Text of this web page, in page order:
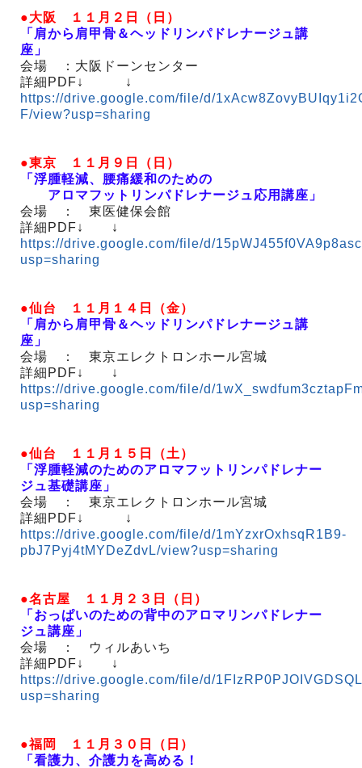
●大阪 １１月２日（日）
「肩から肩甲骨＆ヘッドリンパドレナージュ講
座」
会場 ：大阪ドーンセンター
詳細PDF↓ ↓
https://drive.google.com/file/d/
F/view?usp=sharing
●東京 １１月９日（日）
「浮腫軽減、腰痛緩和のための
アロマフットリンパドレナージュ応用講座」
会場 ： 東医健保会館
詳細PDF↓ ↓
https://drive.google.com/file/d/
usp=sharing
●仙台 １１月１４日（金）
「肩から肩甲骨＆ヘッドリンパドレナージュ講
座」
会場 ： 東京エレクトロンホール宮城
詳細PDF↓ ↓
https://drive.google.com/file/d/
usp=sharing
●仙台 １１月１５日（土）
「浮腫軽減のためのアロマフットリンパドレナー
ジュ基礎講座」
会場 ： 東京エレクトロンホール宮城
詳細PDF↓ ↓
https://drive.google.com/file/d/1mYzxrOxhsqR1B9-
pbJ7Pyj4tMYDeZdvL/view?usp=sharing
●名古屋 １１月２３日（日）
「おっぱいのための背中のアロマリンパドレナー
ジュ講座」
会場 ： ウィルあいち
詳細PDF↓ ↓
https://drive.google.com/file/d/
usp=sharing
●福岡 １１月３０日（日）
「看護力、介護力を高める！